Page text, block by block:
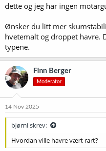
dette og jeg har ingen
Ønsker du litt mer
hvetemalt og droppet havre.
typene.
Finn Berger
Moderator
14 Nov 2025
bjørni skrev:
Hvordan ville havre vært rart?